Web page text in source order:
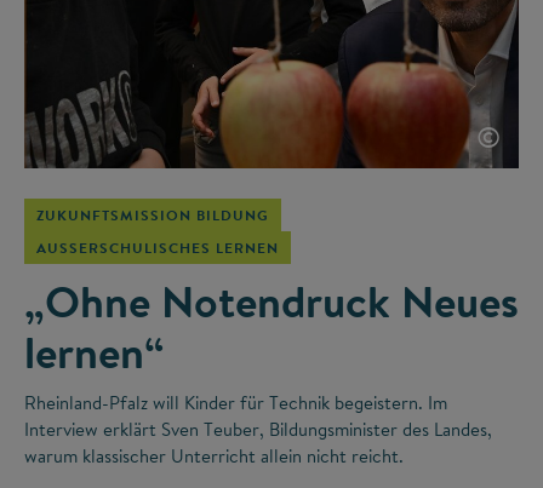
©
ZUKUNFTSMISSION BILDUNG
AUSSERSCHULISCHES LERNEN
„Ohne Notendruck Neues
lernen“
Rheinland-Pfalz will Kinder für Technik begeistern. Im
Interview erklärt Sven Teuber, Bildungsminister des Landes,
warum klassischer Unterricht allein nicht reicht.